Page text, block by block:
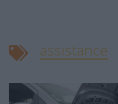
assistance